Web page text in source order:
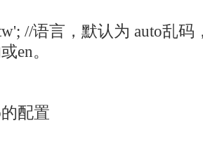
//语言，默认为 auto乱
en。
配置